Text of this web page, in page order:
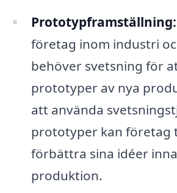
Prototypframställning:
företag inom industri
behöver svetsning för
prototyper av nya
att använda
prototyper kan företag
förbättra sina idéer
produktion.